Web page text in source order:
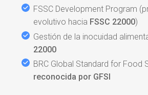
FSSC Development Program
evolutivo hacia FSSC 22000)
Gestión de la inocuidad
22000
BRC Global Standard for Food
reconocida por GFSI